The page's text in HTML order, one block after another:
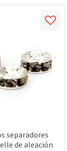
separadores
de aleación